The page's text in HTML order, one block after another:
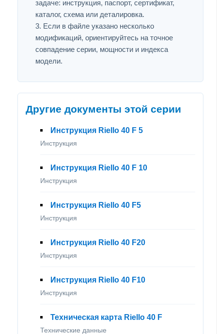
задаче: инструкция, паспорт, сертификат,
каталог, схема или деталировка.
Если в файле указано несколько
модификаций, ориентируйтесь на точное
совпадение серии, мощности и индекса
модели.
Другие документы этой серии
Инструкция Riello 40 F 5
Инструкция
Инструкция Riello 40 F 10
Инструкция
Инструкция Riello 40 F5
Инструкция
Инструкция Riello 40 F20
Инструкция
Инструкция Riello 40 F10
Инструкция
Техническая карта Riello 40 F
Технические данные